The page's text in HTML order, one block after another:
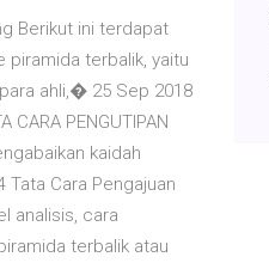
Berikut ini terdapat
terbalik, yaitu
ahli,� 25 Sep 2018
PENGUTIPAN
kaidah
Cara Pengajuan
analisis, cara
terbalik atau